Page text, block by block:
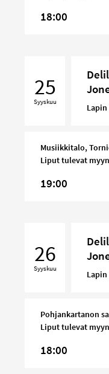
18:00
Music
25
Syyskuu
Musiikkitalo,
Liput tulevat
19:00
Music
26
Syyskuu
Pohjankartanon
Liput tulevat
18:00